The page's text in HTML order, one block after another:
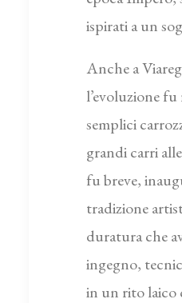
ispirati a un
Anche a
l’evoluzione
semplici
grandi carri
fu breve,
tradizione
duratura che
ingegno,
in un rito